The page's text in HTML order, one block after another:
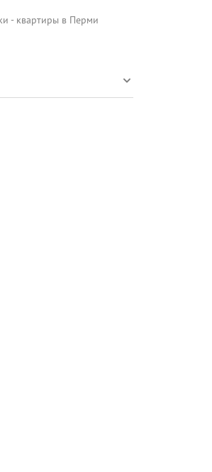
- квартиры в Перми